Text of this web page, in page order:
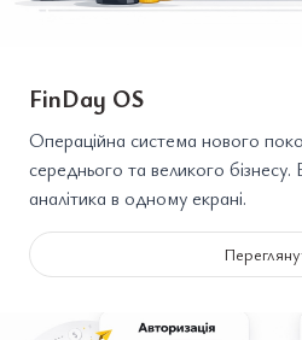
FinDay OS
Операційна система нового
середнього та великого бізнесу.
аналітика в одному екрані.